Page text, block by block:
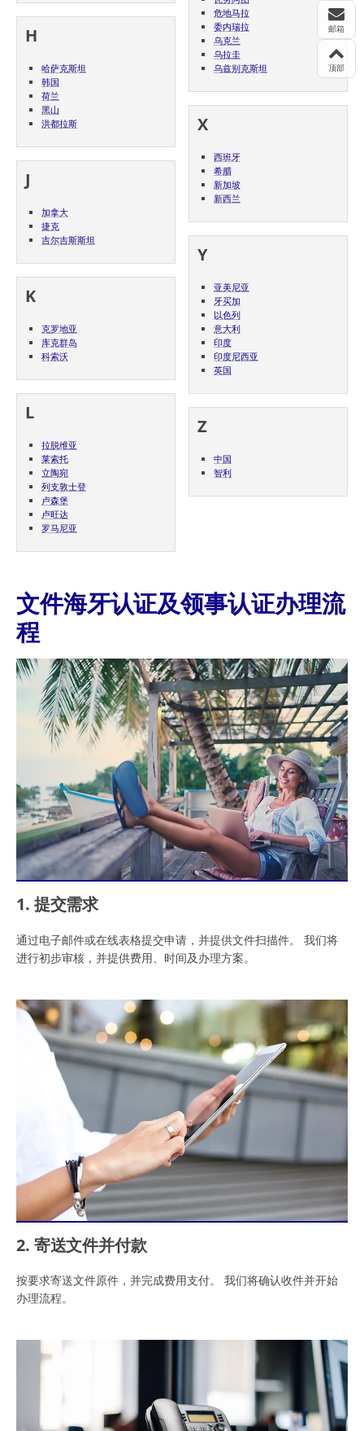
H
哈萨克斯坦
韩国
荷兰
黑山
洪都拉斯
J
加拿大
捷克
吉尔吉斯斯坦
K
克罗地亚
库克群岛
科索沃
L
拉脱维亚
莱索托
立陶宛
列支敦士登
卢森堡
卢旺达
罗马尼亚
危地马拉
委内瑞拉
乌克兰
乌拉圭
乌兹别克斯坦
X
西班牙
希腊
新加坡
新西兰
Y
亚美尼亚
牙买加
以色列
意大利
印度
印度尼西亚
英国
Z
中国
智利
文件海牙认证及领事认证办理流
程
1. 提交需求
通过电子邮件或在线表格提交申请，并提供文件扫描件。 我们将
进行初步审核，并提供费用、时间及办理方案。
2. 寄送文件并付款
按要求寄送文件原件，并完成费用支付。 我们将确认收件并开始
办理流程。
邮箱
顶部